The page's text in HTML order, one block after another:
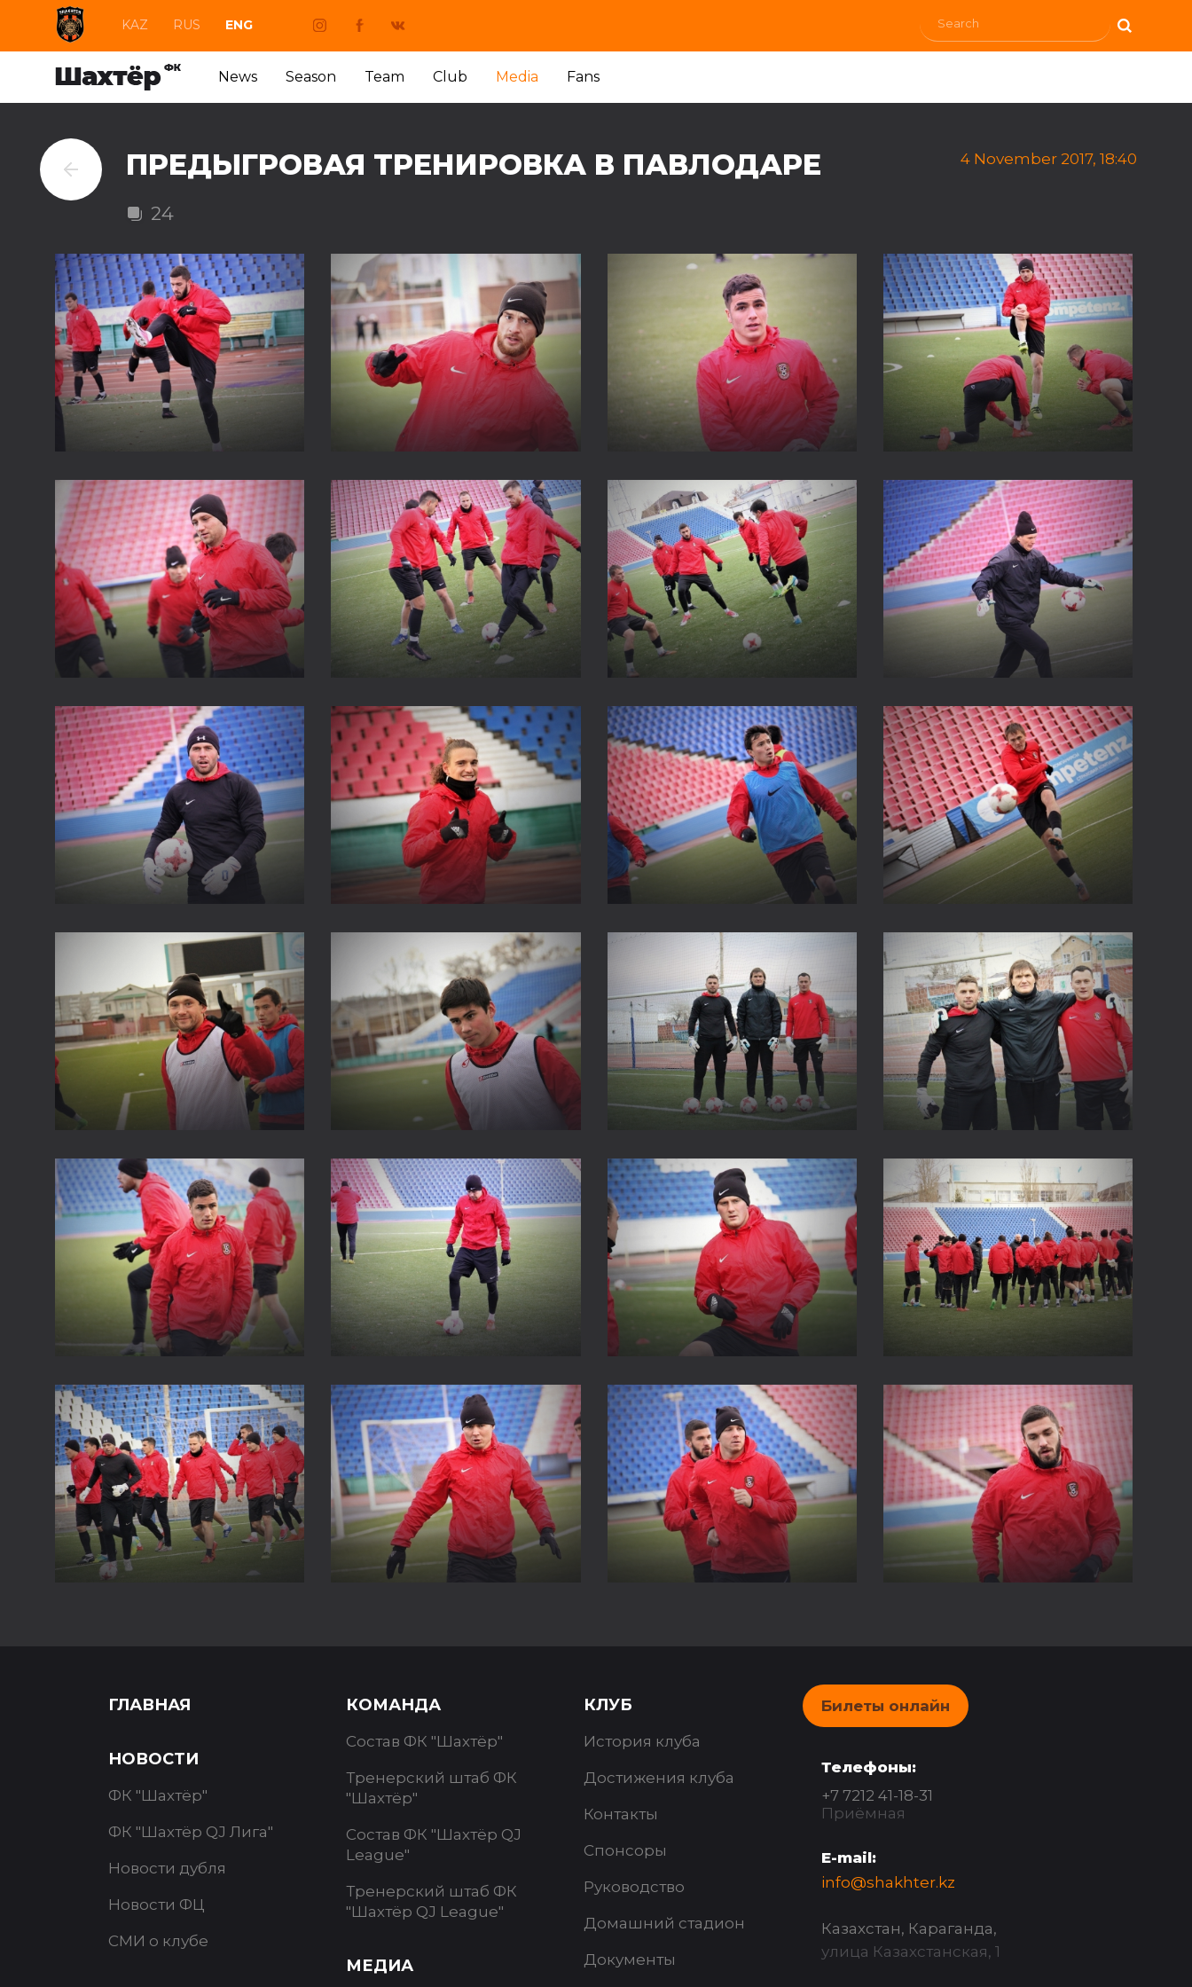
KAZ RUS ENG
News Season Team Club Media Fans
ПРЕДЫГРОВАЯ ТРЕНИРОВКА В ПАВЛОДАРЕ 4 November 2017, 18:40
24
ГЛАВНАЯ
НОВОСТИ
ФК "Шахтёр"
ФК "Шахтёр QJ Лига"
Новости дубля
Новости ФЦ
СМИ о клубе
КОМАНДА
Состав ФК "Шахтёр"
Тренерский штаб ФК
"Шахтёр"
Состав ФК "Шахтёр QJ
League"
Тренерский штаб ФК
"Шахтёр QJ League"
МЕДИА
КЛУБ
История клуба
Достижения клуба
Контакты
Спонсоры
Руководство
Домашний стадион
Документы
Билеты онлайн
Телефоны:
+7 7212 41-18-31
Приёмная
E-mail:
info@shakhter.kz
Казахстан, Караганда,
улица Казахстанская, 1